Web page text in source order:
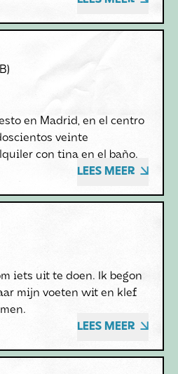
en Madrid, en el centro
veinte
con tina en el baño.
LEES MEER
iets uit te doen. Ik begon
mijn voeten wit en klef
LEES MEER